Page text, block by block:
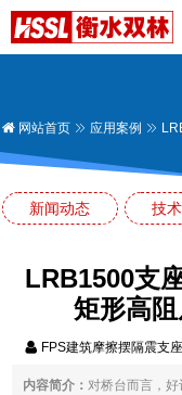
网站首页 应用案例
新闻动态 技
LRB1500支
矩形高
FPS建筑摩擦摆隔震支
内容简介： 对桥台而言，